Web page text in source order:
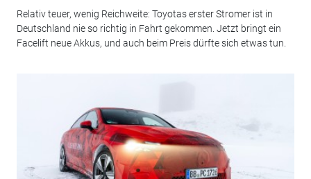
Relativ teuer, wenig Reichweite: Toyotas erster Stromer ist in
Deutschland nie so richtig in Fahrt gekommen. Jetzt bringt ein
Facelift neue Akkus, und auch beim Preis dürfte sich etwas tun.